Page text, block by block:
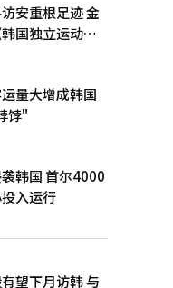
安重根足迹 金
国独立运动圣
量大增成韩国
饽"
韩国 首尔4000
入运行
望下月访韩 与